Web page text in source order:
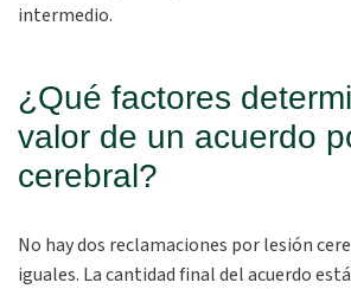
intermedio.
¿Qué factores
valor de un acuerdo
cerebral?
No hay dos reclamaciones por lesión
iguales. La cantidad final del acuerdo